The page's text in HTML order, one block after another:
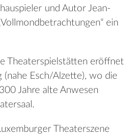
und Autor Jean-
ein
Theaterspielstätten eröffnet
Esch/Alzette), wo die
Jahre alte Anwesen
Theaterszene